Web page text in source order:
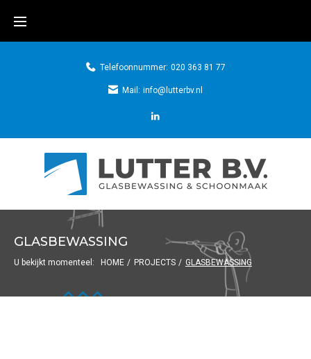
Telefoonnummer: 020 363 81 77
Mail: info@lutterbv.nl
LinkedIN
GLASBEWASSING
U bekijkt momenteel: HOME / PROJECTS / GLASBEWASSING